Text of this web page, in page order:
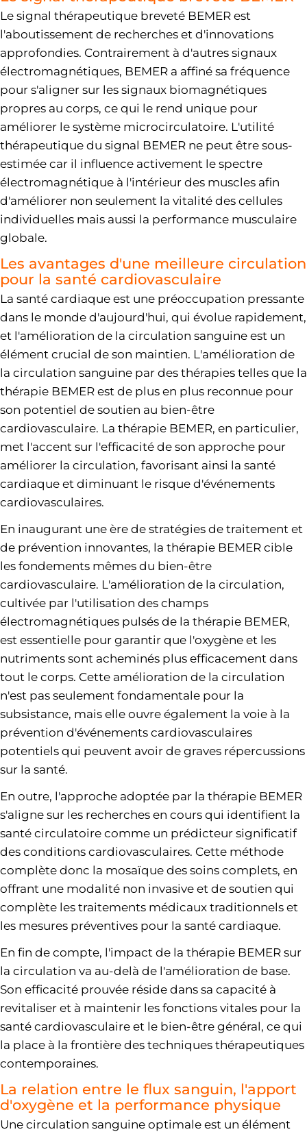
Le signal thérapeutique breveté BEMER est
l'aboutissement de recherches et d'innovations
approfondies. Contrairement à d'autres signaux
électromagnétiques, BEMER a affiné sa fréquence
pour s'aligner sur les signaux biomagnétiques
propres au corps, ce qui le rend unique pour
améliorer le système microcirculatoire. L'utilité
thérapeutique du signal BEMER ne peut être sous-
estimée car il influence activement le spectre
électromagnétique à l'intérieur des muscles afin
d'améliorer non seulement la vitalité des cellules
individuelles mais aussi la performance musculaire
globale.
Les avantages d'une meilleure circulation
pour la santé cardiovasculaire
La santé cardiaque est une préoccupation pressante
dans le monde d'aujourd'hui, qui évolue rapidement,
et l'amélioration de la circulation sanguine est un
élément crucial de son maintien. L'amélioration de
la circulation sanguine par des thérapies telles que la
thérapie BEMER est de plus en plus reconnue pour
son potentiel de soutien au bien-être
cardiovasculaire. La thérapie BEMER, en particulier,
met l'accent sur l'efficacité de son approche pour
améliorer la circulation, favorisant ainsi la santé
cardiaque et diminuant le risque d'événements
cardiovasculaires.
En inaugurant une ère de stratégies de traitement et
de prévention innovantes, la thérapie BEMER cible
les fondements mêmes du bien-être
cardiovasculaire. L'amélioration de la circulation,
cultivée par l'utilisation des champs
électromagnétiques pulsés de la thérapie BEMER,
est essentielle pour garantir que l'oxygène et les
nutriments sont acheminés plus efficacement dans
tout le corps. Cette amélioration de la circulation
n'est pas seulement fondamentale pour la
subsistance, mais elle ouvre également la voie à la
prévention d'événements cardiovasculaires
potentiels qui peuvent avoir de graves répercussions
sur la santé.
En outre, l'approche adoptée par la thérapie BEMER
s'aligne sur les recherches en cours qui identifient la
santé circulatoire comme un prédicteur significatif
des conditions cardiovasculaires. Cette méthode
complète donc la mosaïque des soins complets, en
offrant une modalité non invasive et de soutien qui
complète les traitements médicaux traditionnels et
les mesures préventives pour la santé cardiaque.
En fin de compte, l'impact de la thérapie BEMER sur
la circulation va au-delà de l'amélioration de base.
Son efficacité prouvée réside dans sa capacité à
revitaliser et à maintenir les fonctions vitales pour la
santé cardiovasculaire et le bien-être général, ce qui
la place à la frontière des techniques thérapeutiques
contemporaines.
La relation entre le flux sanguin, l'apport
d'oxygène et la performance physique
Une circulation sanguine optimale est un élément